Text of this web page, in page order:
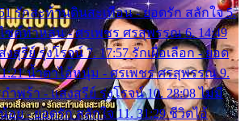
รักสะท้านดินสะเทือน - ยอดรัก สลักใจ 5.
ซค์ทำหล่น - ศรเพชร ศรสุพรรณ 6. 14:49
งสุรีย์ รุ่งโรจน์ 7. 17:57 รักเผื่อเลือก - ยอด
น้ำตาไอ้หนุ่ม - ศรเพชร ศรสุพรรณ 9.
ำพร้า - แสงสุรีย์ รุ่งโรจน์ 10. 28:08 ไม่มี
อย - ยอดรัก สลักใจ 11. 31:29 ชีวิตไอ้